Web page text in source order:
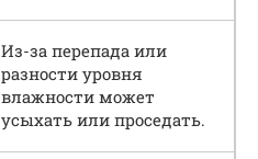
Из-за перепада или
разности уровня
влажности может
усыхать или проседать.